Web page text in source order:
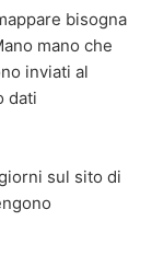
bisogna
mano che
inviati al
dati
sul sito di